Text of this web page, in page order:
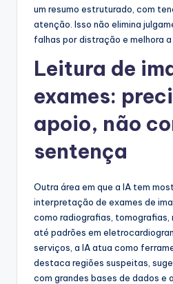
um resumo estruturado, com
atenção. Isso não elimina
falhas por distração e melhora a
Leitura de
exames:
apoio, não
sentença
Outra área em que a IA tem
interpretação de exames de
como radiografias, tomografias,
até padrões em
serviços, a IA atua como
destaca regiões suspeitas,
com grandes bases de dados e